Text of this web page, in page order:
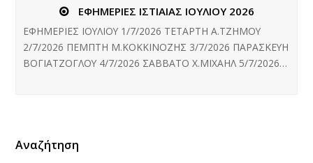
ΕΦΗΜΕΡΙΕΣ ΙΣΤΙΑΙΑΣ ΙΟΥΛΙΟΥ 2026
ΕΦΗΜΕΡΙΕΣ ΙΟΥΛΙΟΥ 1/7/2026 ΤΕΤΑΡΤΗ Α.ΤΖΗΜΟΥ
2/7/2026 ΠΕΜΠΤΗ Μ.ΚΟΚΚΙΝΟΖΗΣ 3/7/2026 ΠΑΡΑΣΚΕΥΗ
ΒΟΓΙΑΤΖΟΓΛΟΥ 4/7/2026 ΣΑΒΒΑΤΟ Χ.ΜΙΧΑΗΛ 5/7/2026…
Αναζήτηση